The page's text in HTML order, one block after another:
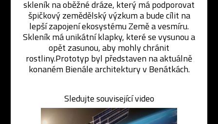
skleník na oběžné dráze, který má podporovat
špičkový zemědělský výzkum a bude cílit na
lepší zapojení ekosystému Země a vesmíru.
Skleník má unikátní klapky, které se vysunou a
opět zasunou, aby mohly chránit
rostliny.Prototyp byl představen na aktuálně
konaném Bienále architektury v Benátkách.
Sledujte související video